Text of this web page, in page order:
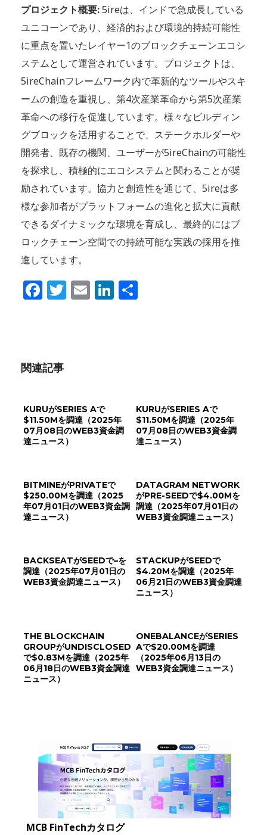
プロジェクト概要:5ireは、インドで急成長している
ユニコーンであり、経済的および環境的持続可能性
に重点を置いたレイヤー1のブロックチェーンエコシ
ステムとして運営されています。プロジェクトは、
5ireChainフレームワーク内で革新的なツールやスキ
ームの創造を重視し、第4次産業革命から第5次産業
革命への移行を促進しています。様々なビルディン
グブロックを活用することで、ステークホルダーや
開発者、既存の機関、ユーザーが5ireChainの可能性
を探求し、積極的にエコシステムと関わることが奨
励されています。協力と創造性を通じて、5ireは多
様な参加者がプラットフォームの進化と拡大に貢献
できるダイナミックな環境を育成し、最終的にはブ
ロックチェーン空間での持続可能な実践の採用を推
進しています。
Facebook
Twitter
EmailLinkedIn
関連記事
KURUがSERIES Aで
$11.50Mを調達（2025年
07月08日のWEB3資金調
達ニュース）
KURUがSERIES Aで
$11.50Mを調達（2025年
07月08日のWEB3資金調
達ニュース）
BITMINEがPRIVATEで
$250.00Mを調達（2025
年07月01日のWEB3資金調
達ニュース）
DATAGRAM NETWORK
がPRE-SEEDで$4.00Mを
調達（2025年07月01日の
WEB3資金調達ニュース）
BACKSEATがSEEDで–を
調達（2025年07月01日の
WEB3資金調達ニュース）
STACKUPがSEEDで
$4.20Mを調達（2025年
06月21日のWEB3資金調達
ニュース）
THE BLOCKCHAIN
GROUPがUNDISCLOSED
で$0.83Mを調達（2025年
06月18日のWEB3資金調達
ニュース）
ONEBALANCEがSERIES
Aで$20.00Mを調達
（2025年06月13日の
WEB3資金調達ニュース）
MCB FinTechカタログ